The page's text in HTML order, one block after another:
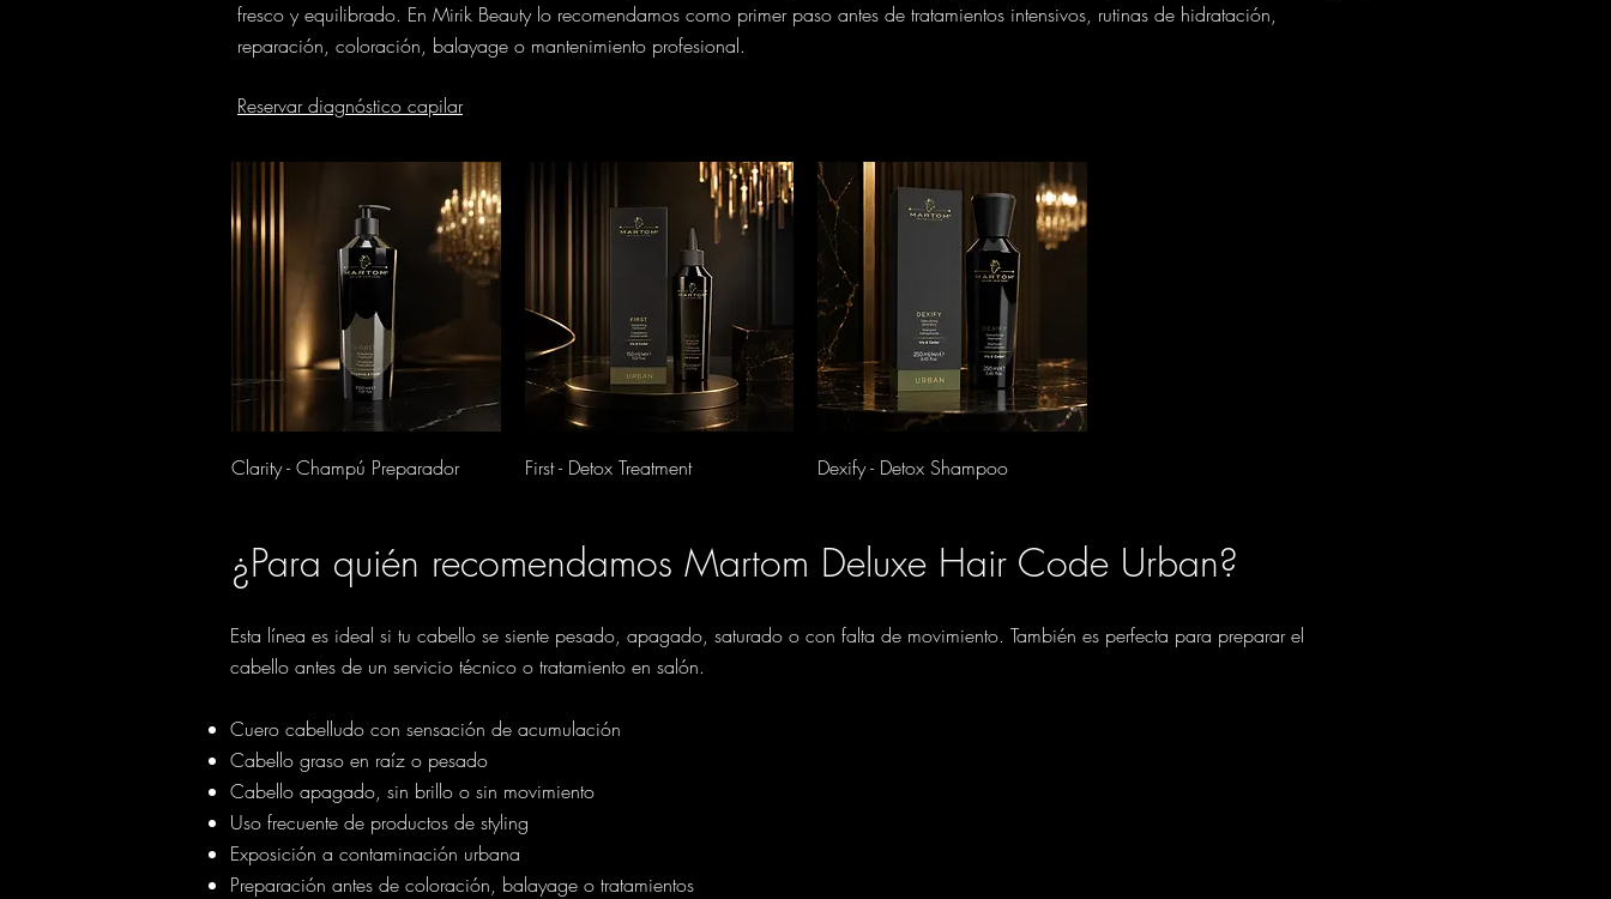
fresco y equilibrado. En Mirik Beauty lo recomendamos como primer paso antes de tratamientos intensivos, rutinas de hidratación,
reparación, coloración, balayage o mantenimiento profesional.
Reservar diagnóstico capilar
Vista rápida
Clarity - Champú Preparador Vista rápida
First - Detox Treatment Vista rápida
Dexify - Detox Shampoo
¿Para quién recomendamos Martom Deluxe Hair Code Urban?
Esta línea es ideal si tu cabello se siente pesado, apagado, saturado o con falta de movimiento. También es perfecta para preparar el
cabello antes de un servicio técnico o tratamiento en salón.
Cuero cabelludo con sensación de acumulación
Cabello graso en raíz o pesado
Cabello apagado, sin brillo o sin movimiento
Uso frecuente de productos de styling
Exposición a contaminación urbana
Preparación antes de coloración, balayage o tratamientos